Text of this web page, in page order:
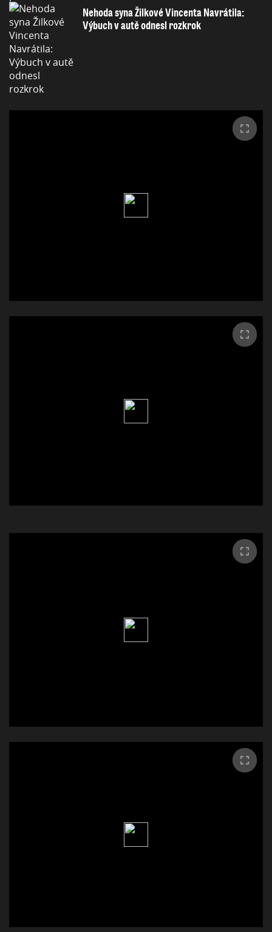
Nehoda syna Žilkové Vincenta Navrátila:
Výbuch v autě odnesl rozkrok